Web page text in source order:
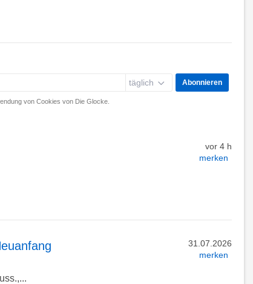
täglich Abonnieren
von Cookies von Die Glocke.
vor 4 h
merken
31.07.2026
merken